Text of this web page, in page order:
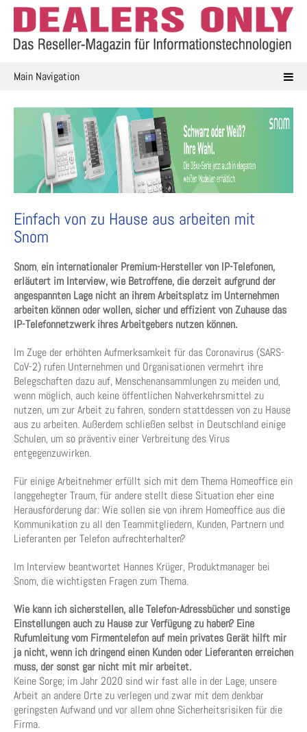
Skip
content
Main Navigation
Einfach von zu Hause aus arbeiten mit
Snom
Snom, ein internationaler Premium-Hersteller von IP-Telefonen,
erläutert im Interview, wie Betroffene, die derzeit aufgrund der
angespannten Lage nicht an ihrem Arbeitsplatz im Unternehmen
arbeiten können oder wollen, sicher und effizient von Zuhause das
IP-Telefonnetzwerk ihres Arbeitgebers nutzen können.
Im Zuge der erhöhten Aufmerksamkeit für das Coronavirus (SARS-
CoV-2) rufen Unternehmen und Organisationen vermehrt ihre
Belegschaften dazu auf, Menschenansammlungen zu meiden und,
wenn möglich, auch keine öffentlichen Nahverkehrsmittel zu
nutzen, um zur Arbeit zu fahren, sondern stattdessen von zu Hause
aus zu arbeiten. Außerdem schließen selbst in Deutschland einige
Schulen, um so präventiv einer Verbreitung des Virus
entgegenzuwirken.
Für einige Arbeitnehmer erfüllt sich mit dem Thema Homeoffice ein
langgehegter Traum, für andere stellt diese Situation eher eine
Herausforderung dar: Wie sollen sie von ihrem Homeoffice aus die
Kommunikation zu all den Teammitgliedern, Kunden, Partnern und
Lieferanten per Telefon aufrechterhalten?
Im Interview beantwortet Hannes Krüger, Produktmanager bei
Snom, die wichtigsten Fragen zum Thema.
Wie kann ich sicherstellen, alle Telefon-Adressbücher und sonstige
Einstellungen auch zu Hause zur Verfügung zu haben? Eine
Rufumleitung vom Firmentelefon auf mein privates Gerät hilft mir
ja nicht, wenn ich dringend einen Kunden oder Lieferanten erreichen
muss, der sonst gar nicht mit mir arbeitet.
Keine Sorge; im Jahr 2020 sind wir fast alle in der Lage, unsere
Arbeit an andere Orte zu verlegen und zwar mit dem denkbar
geringsten Aufwand und vor allem ohne Sicherheitsrisiken für die
Firma.